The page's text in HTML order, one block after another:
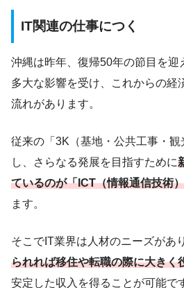
IT関連の仕事につく
沖縄は昨年、復帰50年の節目を迎
多大な影響を受け、これからの経
流れがあります。
従来の「3K（基地・公共工事・
し、さらなる発展を目指すために
ているのが「ICT（情報通信技術
ます。
そこでIT業界は人材のニーズがあり
られれば移住や転職の際に大きく
安定した収入を得ることが可能で